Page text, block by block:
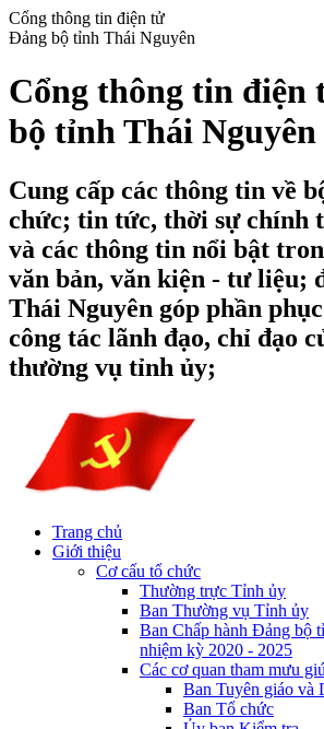
Cổng thông tin điện tử
Đảng bộ tỉnh Thái Nguyên
Cổng thông tin điện
bộ tỉnh Thái Nguyên
Cung cấp các thông tin về
chức; tin tức, thời sự chính
và các thông tin nổi bật
văn bản, văn kiện - tư liệu;
Thái Nguyên góp phần
công tác lãnh đạo, chỉ đạo
thường vụ tỉnh ủy;
Trang chủ
Giới thiệu
Cơ cấu tổ chức
Thường trực Tỉnh ủy
Ban Thường vụ Tỉnh ủy
Ban Chấp hành Đảng bộ
nhiệm kỳ 2020 - 2025
Các cơ quan tham mưu
Ban Tuyên giáo và
Ban Tổ chức